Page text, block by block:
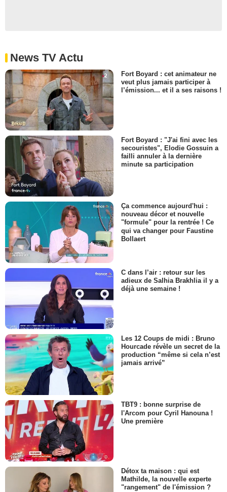
News TV Actu
Fort Boyard : cet animateur ne
veut plus jamais participer à
l’émission... et il a ses raisons !
Fort Boyard : "J'ai fini avec les
secouristes", Elodie Gossuin a
failli annuler à la dernière
minute sa participation
Ça commence aujourd'hui :
nouveau décor et nouvelle
"formule" pour la rentrée ! Ce
qui va changer pour Faustine
Bollaert
C dans l’air : retour sur les
adieux de Salhia Brakhlia il y a
déjà une semaine !
Les 12 Coups de midi : Bruno
Hourcade révèle un secret de la
production “même si cela n’est
jamais arrivé”
TBT9 : bonne surprise de
l'Arcom pour Cyril Hanouna !
Une première
Détox ta maison : qui est
Mathilde, la nouvelle experte
"rangement" de l'émission ?